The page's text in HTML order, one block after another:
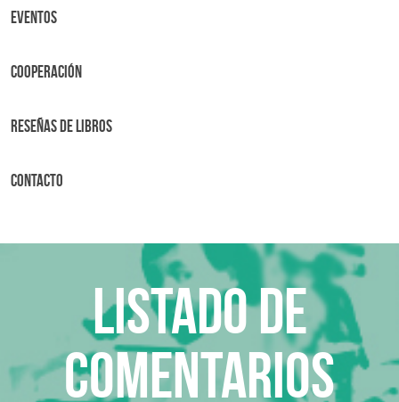
Eventos
Cooperación
Reseñas de libros
Contacto
Listado de
comentarios